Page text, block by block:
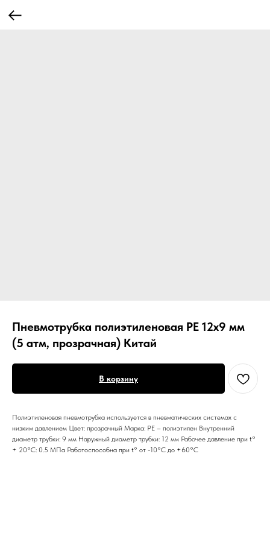
Пневмотрубка полиэтиленовая PE 12х9 мм
(5 атм, прозрачная) Китай
В корзину
Полиэтиленовая пневмотрубка используется в пневматических системах с
низким давлением Цвет: прозрачный Марка: PE – полиэтилен Внутренний
диаметр трубки: 9 мм Наружный диаметр трубки: 12 мм Рабочее давление при t°
+ 20°C: 0.5 МПа Работоспособна при t° от -10°C до +60°C